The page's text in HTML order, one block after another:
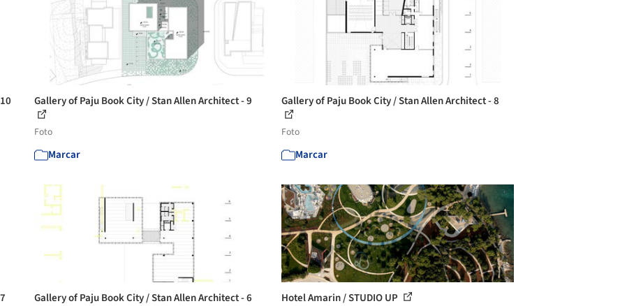
Gallery of Paju Book City / Stan Allen Architect - 9
Foto
Marcar
Gallery of Paju Book City / Stan Allen Architect - 8
Foto
Marcar
Gallery of Paju Book City / Stan Allen Architect - 6 Hotel Amarin / STUDIO UP